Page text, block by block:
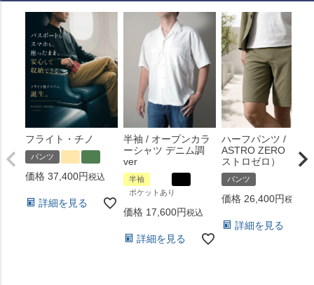
フライト・チノ
パンツ
価格 37,400 税込
詳細を見る
半袖 / オープンカラ
ーシャツ デニム調
ver
半袖
ポケットあり
価格 17,600 税込
詳細を見る
ハーフパンツ /
ASTRO ZERO （ア
ストロゼロ）
パンツ
価格 26,400 税込
詳細を見る